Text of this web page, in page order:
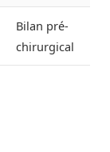
Bilan pré-
chirurgical